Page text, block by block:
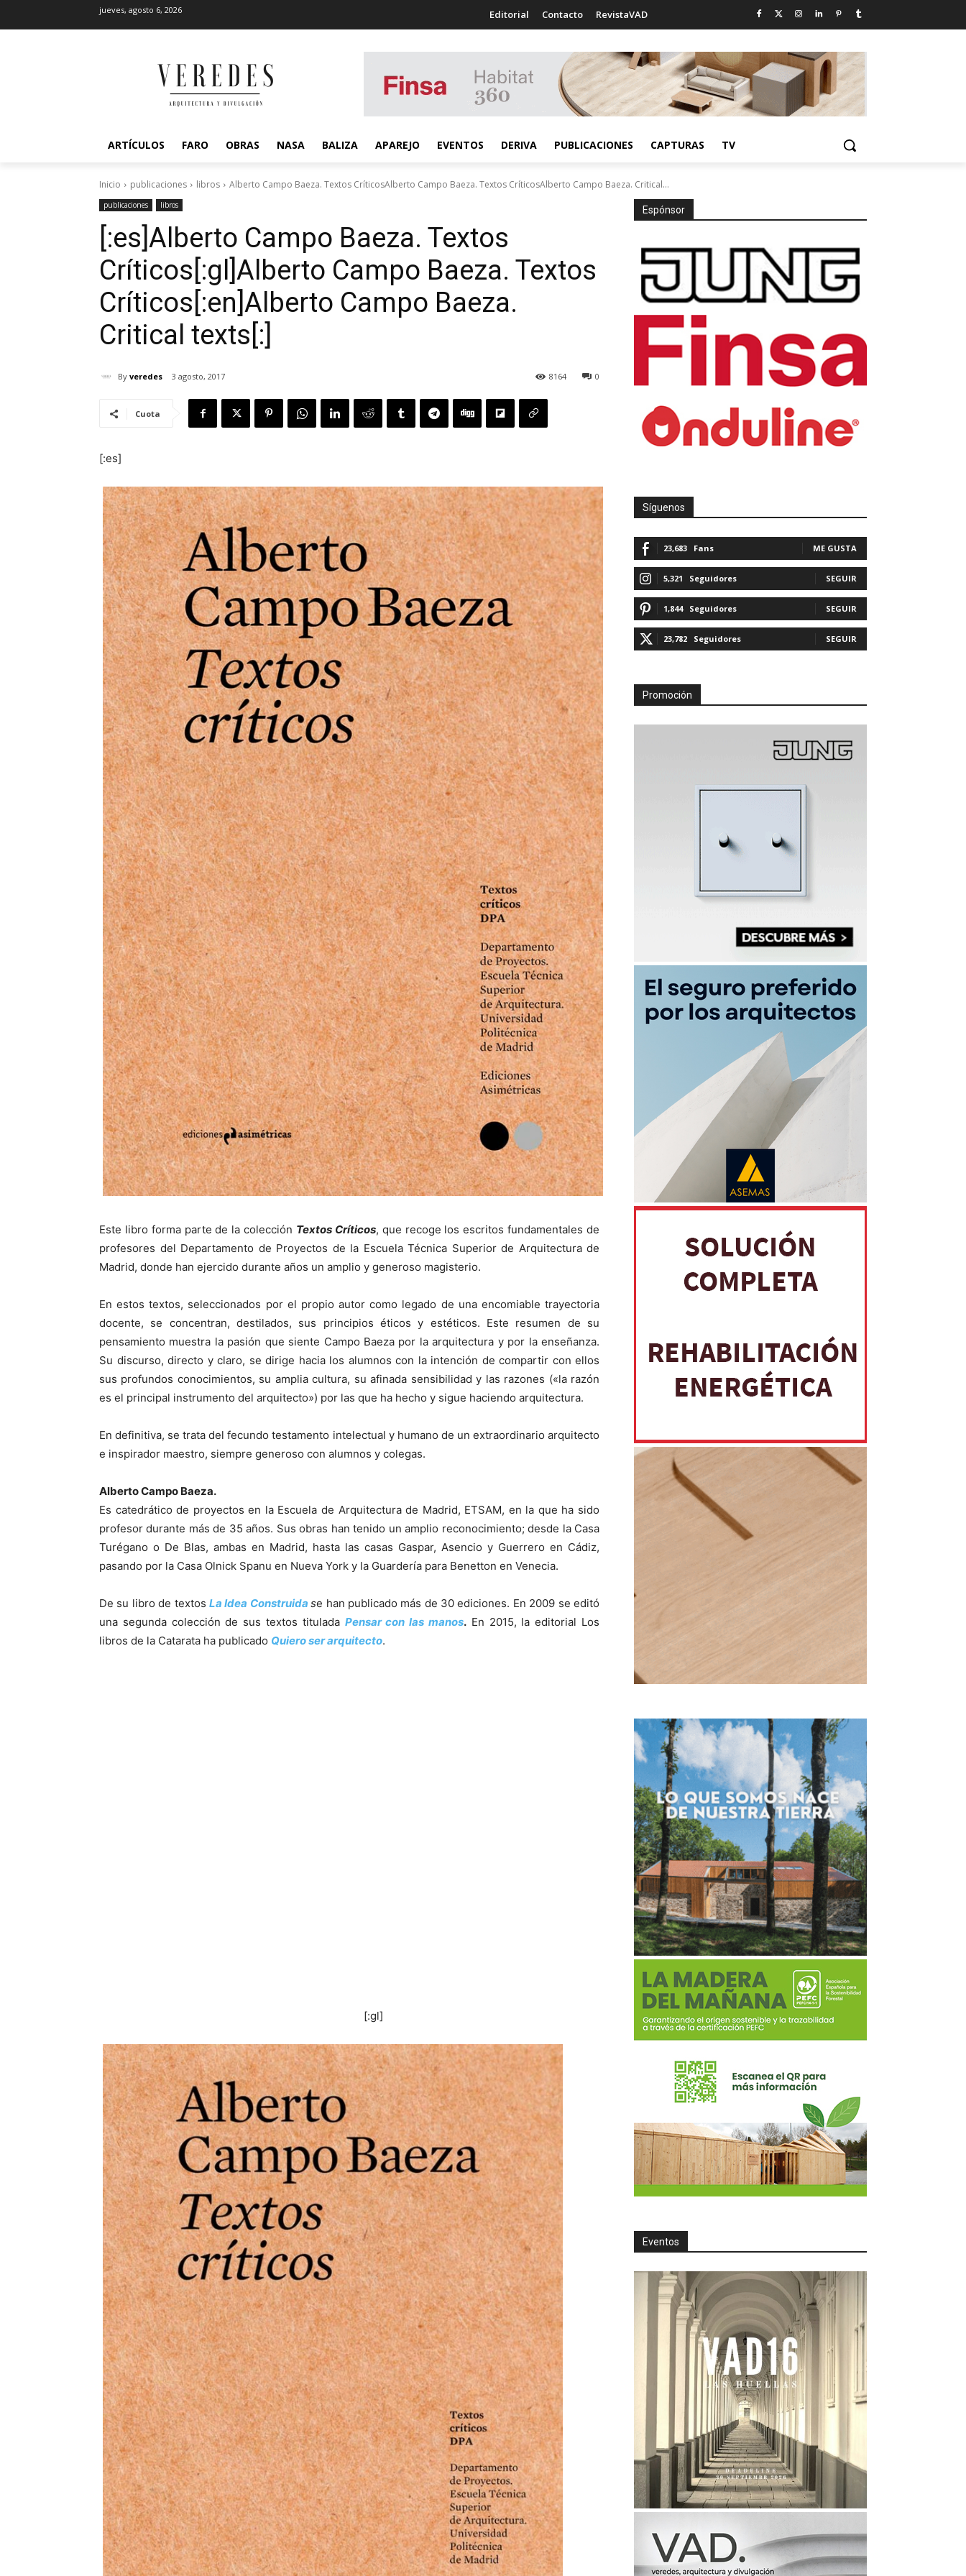
jueves, agosto 6, 2026 Editorial Contacto RevistaVAD
ARTÍCULOS FARO OBRAS NASA BALIZA APAREJO EVENTOS DERIVA PUBLICACIONES CAPTURAS TV
Inicio publicaciones libros Alberto Campo Baeza. Textos CríticosAlberto Campo Baeza. Textos CríticosAlberto Campo Baeza. Critical...
publicaciones libros
[:es]Alberto Campo Baeza. Textos
Críticos[:gl]Alberto Campo Baeza. Textos
Críticos[:en]Alberto Campo Baeza.
Critical texts[:]
By veredes 3 agosto, 2017 0
8164
Cuota
[:es]
Este libro forma parte de la colección Textos Críticos, que recoge los escritos fundamentales de
profesores del Departamento de Proyectos de la Escuela Técnica Superior de Arquitectura de
Madrid, donde han ejercido durante años un amplio y generoso magisterio.
En estos textos, seleccionados por el propio autor como legado de una encomiable trayectoria
docente, se concentran, destilados, sus principios éticos y estéticos. Este resumen de su
pensamiento muestra la pasión que siente Campo Baeza por la arquitectura y por la enseñanza.
Su discurso, directo y claro, se dirige hacia los alumnos con la intención de compartir con ellos
sus profundos conocimientos, su amplia cultura, su afinada sensibilidad y las razones («la razón
es el principal instrumento del arquitecto») por las que ha hecho y sigue haciendo arquitectura.
En definitiva, se trata del fecundo testamento intelectual y humano de un extraordinario arquitecto
e inspirador maestro, siempre generoso con alumnos y colegas.
Alberto Campo Baeza.
Es catedrático de proyectos en la Escuela de Arquitectura de Madrid, ETSAM, en la que ha sido
profesor durante más de 35 años. Sus obras han tenido un amplio reconocimiento; desde la Casa
Turégano o De Blas, ambas en Madrid, hasta las casas Gaspar, Asencio y Guerrero en Cádiz,
pasando por la Casa Olnick Spanu en Nueva York y la Guardería para Benetton en Venecia.
De su libro de textos La Idea Construida se han publicado más de 30 ediciones. En 2009 se editó
una segunda colección de sus textos titulada Pensar con las manos. En 2015, la editorial Los
libros de la Catarata ha publicado Quiero ser arquitecto.
[:gl]
Espónsor
Síguenos
23,683 Fans ME GUSTA
5,321 Seguidores SEGUIR
1,844 Seguidores SEGUIR
23,782 Seguidores SEGUIR
Promoción
Eventos